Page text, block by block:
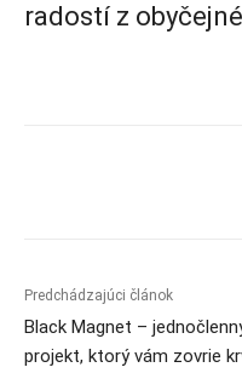
radostí z
Predchádzajúci článok
Black Magnet –
projekt, ktorý vám zovrie